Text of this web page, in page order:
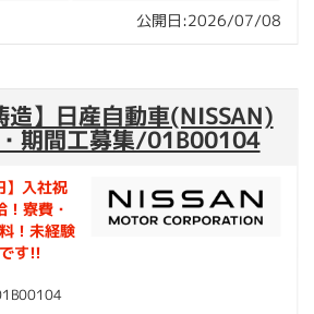
公開日:2026/07/08
造】日産自動車(NISSAN)
期間工募集/01B00104
】入社祝
寮費・
！未経験
す!!